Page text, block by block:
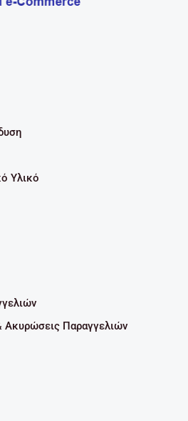
Υλικό
Ακυρώσεις Παραγγελιών